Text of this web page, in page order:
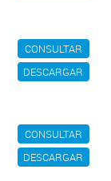
CONSULTAR
DESCARGAR
CONSULTAR
DESCARGAR